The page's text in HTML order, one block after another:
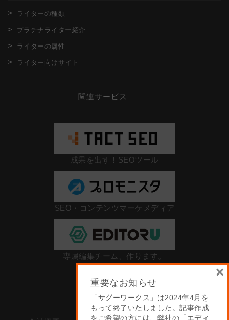
ライターの種類
プラチナライター紹介
ライターの属性
ライター向けサイト
関連サービス
成果を出す！SEOツール
SEO・コンテンツマーケメディア
専属編集チーム、作ります。
重要なお知らせ
「サグーワークス」は2024年4月を
もって終了いたしました。記事作成
をご希望の方には、弊社の「エディ
×